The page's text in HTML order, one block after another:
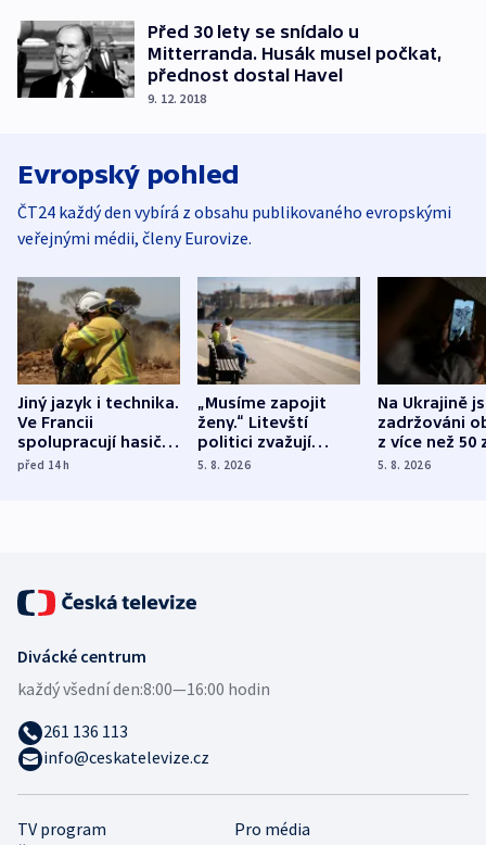
Před 30 lety se snídalo u
Mitterranda. Husák musel počkat,
přednost dostal Havel
9. 12. 2018
Evropský pohled
ČT24 každý den vybírá z obsahu publikovaného evropskými
veřejnými médii, členy Eurovize.
Jiný jazyk i technika.
Ve Francii
spolupracují hasiči z
různých zemí
před 14h
„Musíme zapojit
ženy.“ Litevští
politici zvažují
dohodu o
5. 8. 2026
Na Ukrajině
zadržováni
z více než 50
Bojovali na
5. 8. 2026
TV program
Pro média
Divácké centrum
každý všední den:8:00—16:00 hodin
261 136 113
info@ceskatelevize.cz